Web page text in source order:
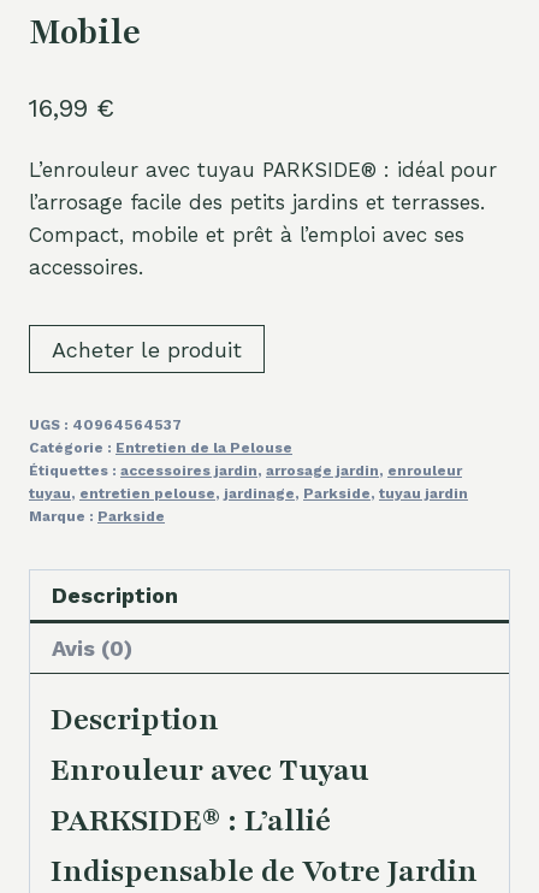
Mobile
16,99 €
L’enrouleur avec tuyau PARKSIDE® : idéal pour
l’arrosage facile des petits jardins et terrasses.
Compact, mobile et prêt à l’emploi avec ses
accessoires.
Acheter le produit
UGS : 40964564537
Catégorie : Entretien de la Pelouse
Étiquettes : accessoires jardin, arrosage jardin, enrouleur
tuyau, entretien pelouse, jardinage, Parkside, tuyau jardin
Marque : Parkside
Description
Avis (0)
Description
Enrouleur avec Tuyau
PARKSIDE® : L’allié
Indispensable de Votre Jardin